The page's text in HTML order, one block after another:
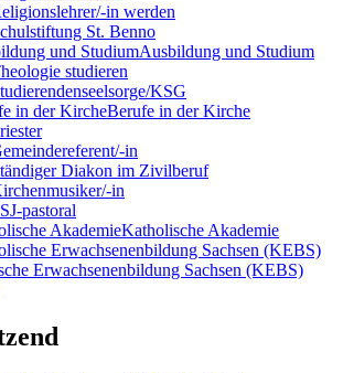
in werden
St. Benno
Ausbildung und Studium
studieren
KSG
Berufe in der Kirche
in
Diakon im Zivilberuf
in
pastoral
Katholische Akademie
Erwachsenenbildung Sachsen (KEBS)